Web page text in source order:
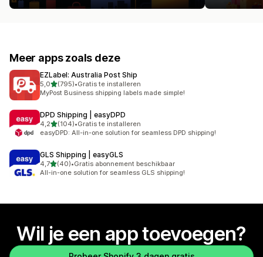
Meer apps zoals deze
EZLabel: Australia Post Ship
5,0van 5 sterren
(795)
795 recensies in totaal
•Gratis te installeren
MyPost Business shipping labels made simple!
DPD Shipping | easyDPD
4,2van 5 sterren
(104)
104 recensies in totaal
•Gratis te installeren
easyDPD: All-in-one solution for seamless DPD shipping!
GLS Shipping | easyGLS
4,7van 5 sterren
(40)
40 recensies in totaal
•Gratis abonnement beschikbaar
All-in-one solution for seamless GLS shipping!
Wil je een app toevoegen?